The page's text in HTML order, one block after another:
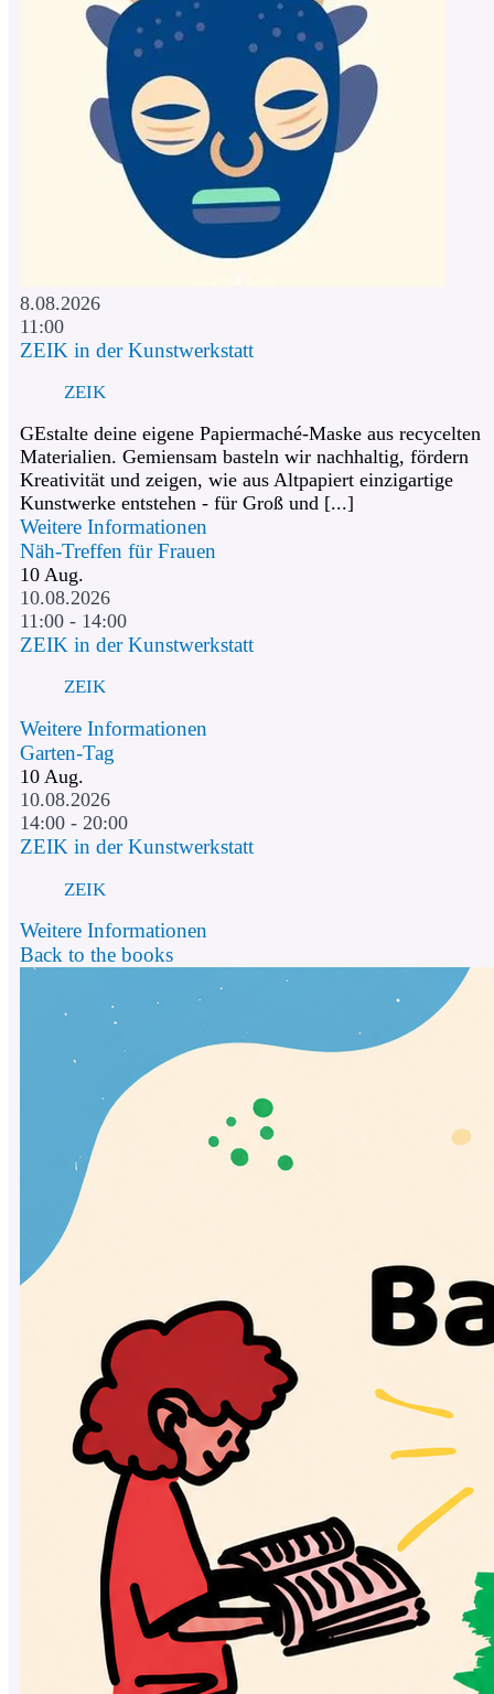
8.08.2026
11:00
ZEIK in der Kunstwerkstatt
ZEIK
GEstalte deine eigene Papiermaché-Maske aus recycelten
Materialien. Gemiensam basteln wir nachhaltig, fördern
Kreativität und zeigen, wie aus Altpapiert einzigartige
Kunstwerke entstehen - für Groß und [...]
Weitere Informationen
Näh-Treffen für Frauen
10 Aug.
10.08.2026
11:00 - 14:00
ZEIK in der Kunstwerkstatt
ZEIK
Weitere Informationen
Garten-Tag
10 Aug.
10.08.2026
14:00 - 20:00
ZEIK in der Kunstwerkstatt
ZEIK
Weitere Informationen
Back to the books